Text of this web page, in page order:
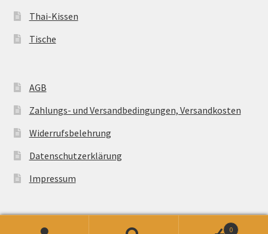
Thai-Kissen
Tische
AGB
Zahlungs- und Versandbedingungen, Versandkosten
Widerrufsbelehrung
Datenschutzerklärung
Impressum
0